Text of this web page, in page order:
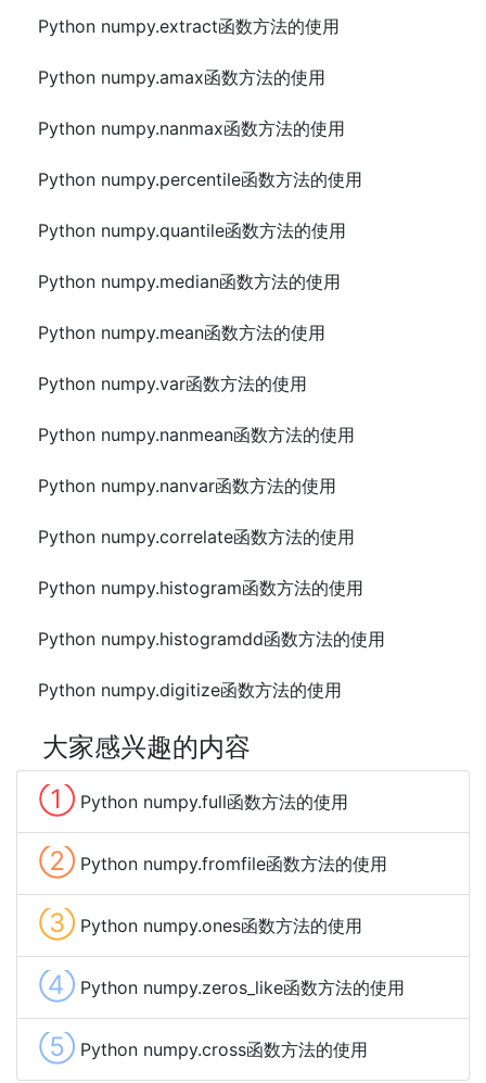
Python numpy.extract函数方法的使用
Python numpy.amax函数方法的使用
Python numpy.nanmax函数方法的使用
Python numpy.percentile函数方法的使用
Python numpy.quantile函数方法的使用
Python numpy.median函数方法的使用
Python numpy.mean函数方法的使用
Python numpy.var函数方法的使用
Python numpy.nanmean函数方法的使用
Python numpy.nanvar函数方法的使用
Python numpy.correlate函数方法的使用
Python numpy.histogram函数方法的使用
Python numpy.histogramdd函数方法的使用
Python numpy.digitize函数方法的使用
大家感兴趣的内容
① Python numpy.full函数方法的使用
② Python numpy.fromfile函数方法的使用
③ Python numpy.ones函数方法的使用
④ Python numpy.zeros_like函数方法的使用
⑤ Python numpy.cross函数方法的使用